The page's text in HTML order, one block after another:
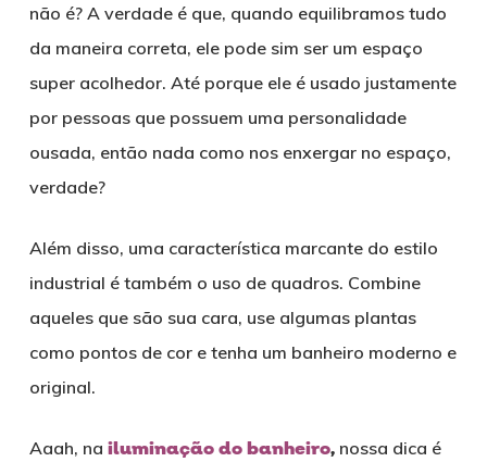
não é? A verdade é que, quando equilibramos tudo
da maneira correta, ele pode sim ser um espaço
super acolhedor. Até porque ele é usado justamente
por pessoas que possuem uma personalidade
ousada, então nada como nos enxergar no espaço,
verdade?
Além disso, uma característica marcante do estilo
industrial é também o uso de quadros. Combine
aqueles que são sua cara, use algumas plantas
como pontos de cor e tenha um banheiro moderno e
original.
Aaah, na iluminação do banheiro,nossa dica é